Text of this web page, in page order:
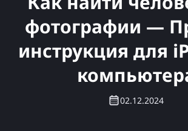
фотографии —
инструкция для
02.12.2024